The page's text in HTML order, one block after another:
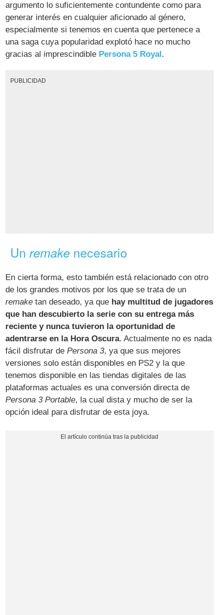
argumento lo suficientemente contundente como para
generar interés en cualquier aficionado al género,
especialmente si tenemos en cuenta que pertenece a
una saga cuya popularidad explotó hace no mucho
gracias al imprescindible Persona 5 Royal.
PUBLICIDAD
Unremake necesario
En cierta forma, esto también está relacionado con otro
de los grandes motivos por los que se trata de un
remake tan deseado, ya que hay multitud de jugadores
que han descubierto la serie con su entrega más
reciente y nunca tuvieron la oportunidad de
adentrarse en la Hora Oscura. Actualmente no es nada
fácil disfrutar dePersona 3, ya que sus mejores
versiones solo están disponibles en PS2 y la que
tenemos disponible en las tiendas digitales de las
plataformas actuales es una conversión directa de
Persona 3 Portable, la cual dista y mucho de ser la
opción ideal para disfrutar de esta joya.